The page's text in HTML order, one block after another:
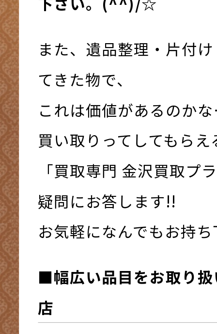
また、遺品整理・片付
てきた物で、
これは価値があるのか
買い取りってしてもら
「買取専門 金沢買取プ
疑問にお答します!!
お気軽になんでもお持
■幅広い品目をお取り
店